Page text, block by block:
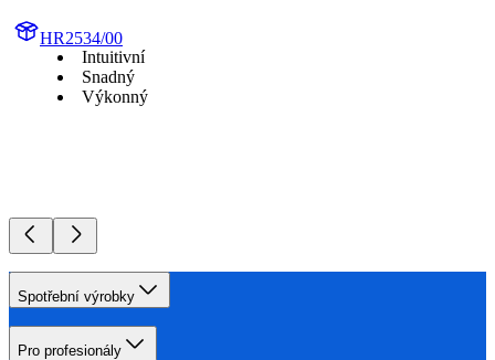
HR2534/00
Intuitivní
Snadný
Výkonný
Spotřební výrobky
Pro profesionály